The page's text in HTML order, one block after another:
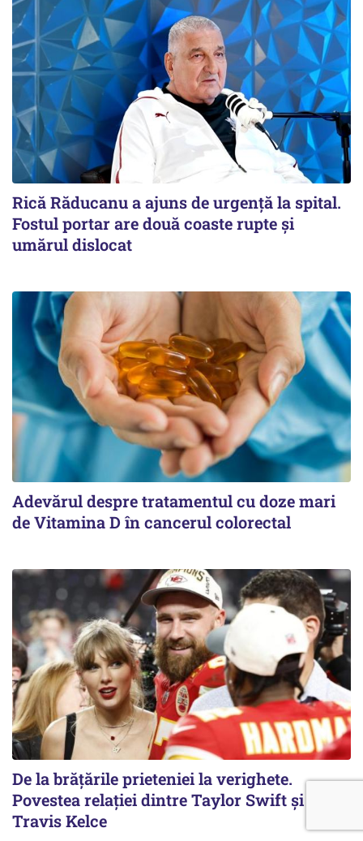
Rică Răducanu a ajuns de urgență la spital.
Fostul portar are două coaste rupte și
umărul dislocat
Adevărul despre tratamentul cu doze mari
de Vitamina D în cancerul colorectal
De la brățările prieteniei la verighete.
Povestea relației dintre Taylor Swift și
Travis Kelce